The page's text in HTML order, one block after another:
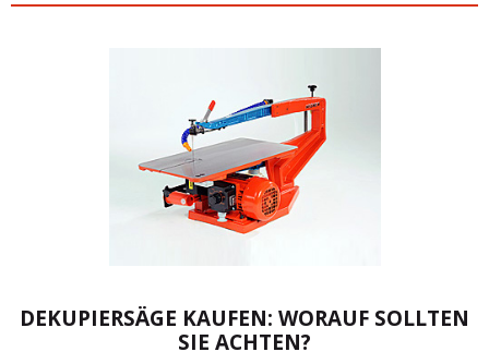
DEKUPIERSÄGE KAUFEN: WORAUF SOLLTEN
SIE ACHTEN?